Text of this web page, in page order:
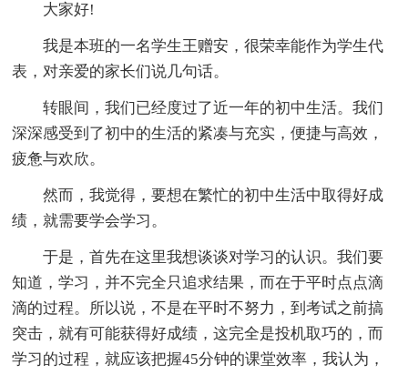
大家好!
我是本班的一名学生王赠安，很荣幸能作为学生代
表，对亲爱的家长们说几句话。
转眼间，我们已经度过了近一年的初中生活。我们
深深感受到了初中的生活的紧凑与充实，便捷与高效，
疲惫与欢欣。
然而，我觉得，要想在繁忙的初中生活中取得好成
绩，就需要学会学习。
于是，首先在这里我想谈谈对学习的认识。我们要
知道，学习，并不完全只追求结果，而在于平时点点滴
滴的过程。所以说，不是在平时不努力，到考试之前搞
突击，就有可能获得好成绩，这完全是投机取巧的，而
学习的过程，就应该把握45分钟的课堂效率，我认为，